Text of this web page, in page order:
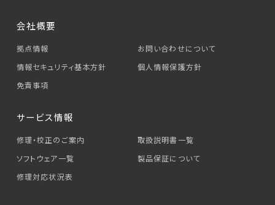
会社概要
拠点情報
お問い合わせについて
情報セキュリティ基本方針
個人情報保護方針
免責事項
サービス情報
修理・校正のご案内
取扱説明書一覧
ソフトウェア一覧
製品保証について
修理対応状況表